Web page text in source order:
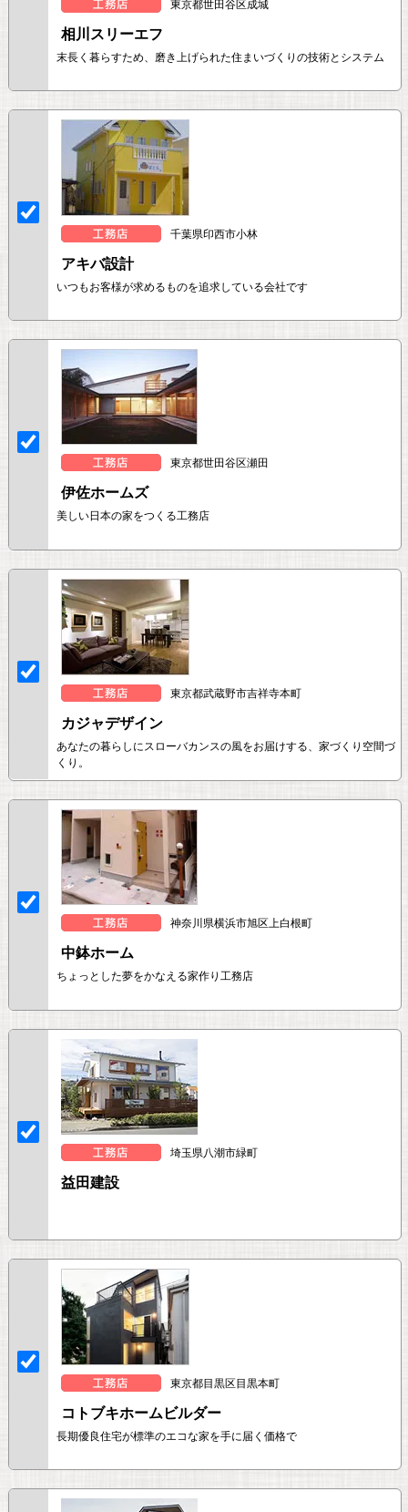
東京都世田谷区成城
相川スリーエフ
末長く暮らすため、磨き上げられた住まいづくりの技術とシステム
千葉県印西市小林
アキバ設計
いつもお客様が求めるものを追求している会社です
東京都世田谷区瀬田
伊佐ホームズ
美しい日本の家をつくる工務店
東京都武蔵野市吉祥寺本町
カジャデザイン
あなたの暮らしにスローバカンスの風をお届けする、家づくり空間づ
くり。
神奈川県横浜市旭区上白根町
中鉢ホーム
ちょっとした夢をかなえる家作り工務店
埼玉県八潮市緑町
益田建設
東京都目黒区目黒本町
コトブキホームビルダー
長期優良住宅が標準のエコな家を手に届く価格で